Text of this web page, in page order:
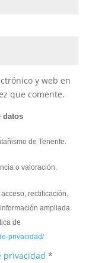
y web en
que comente.
datos
de Tenerife.
o valoración.
rectificación,
ampliada
de
privacidad/
privacidad *